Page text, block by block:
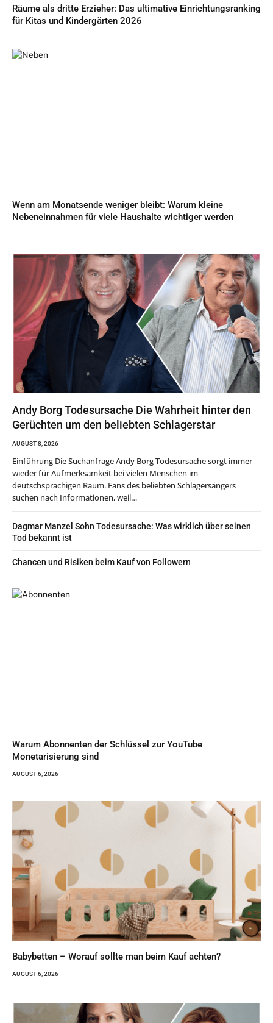
Räume als dritte Erzieher: Das ultimative Einrichtungsranking
für Kitas und Kindergärten 2026
Wenn am Monatsende weniger bleibt: Warum kleine
Nebeneinnahmen für viele Haushalte wichtiger werden
Andy Borg Todesursache Die Wahrheit hinter den
Gerüchten um den beliebten Schlagerstar
AUGUST 8, 2026
Einführung Die Suchanfrage Andy Borg Todesursache sorgt immer
wieder für Aufmerksamkeit bei vielen Menschen im
deutschsprachigen Raum. Fans des beliebten Schlagersängers
suchen nach Informationen, weil…
Dagmar Manzel Sohn Todesursache: Was wirklich über seinen
Tod bekannt ist
Chancen und Risiken beim Kauf von Followern
Warum Abonnenten der Schlüssel zur YouTube
Monetarisierung sind
AUGUST 6, 2026
Babybetten – Worauf sollte man beim Kauf achten?
AUGUST 6, 2026